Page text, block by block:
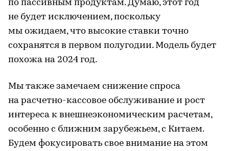
по пассивным продуктам. Думаю, этот год
не будет исключением, поскольку
мы ожидаем, что высокие ставки точно
сохранятся в первом полугодии. Модель будет
похожа на 2024 год.
Мы также замечаем снижение спроса
на расчетно-кассовое обслуживание и рост
интереса к внешнеэкономическим расчетам,
особенно с ближним зарубежьем, с Китаем.
Будем фокусировать свое внимание на этом